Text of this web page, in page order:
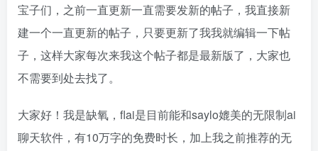
宝子们，之前一直更新一直需要发新的帖子，我直接新
建一个一直更新的帖子，只要更新了我我就编辑一下帖
子，这样大家每次来我这个帖子都是最新版了，大家也
不需要到处去找了。
大家好！我是缺氧，flai是目前能和saylo媲美的无限制ai
聊天软件，有10万字的免费时长，加上我之前推荐的无